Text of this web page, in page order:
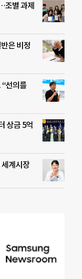
조별 과제
은 비정
선의를
상금 5억
계시장